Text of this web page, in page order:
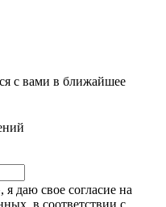
с вами в ближайшее
даю свое согласие на
в соответствии с